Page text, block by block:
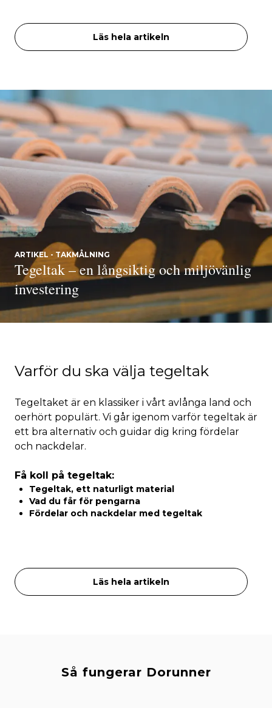
Läs hela artikeln
Varför du ska välja tegeltak
Tegeltaket är en klassiker i vårt avlånga land och
oerhört populärt. Vi går igenom varför tegeltak är
ett bra alternativ och guidar dig kring fördelar
och nackdelar.
Få koll på tegeltak:
Tegeltak, ett naturligt material
Vad du får för pengarna
Fördelar och nackdelar med tegeltak
Läs hela artikeln
ARTIKEL - TAKMÅLNING
Tegeltak – en långsiktig och miljövänlig
investering
Så fungerar Dorunner